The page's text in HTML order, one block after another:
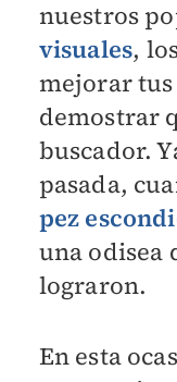
nuestros
visuales,
mejorar
demostrar
buscador.
pasada,
pez
una odisea
lograron.
En esta